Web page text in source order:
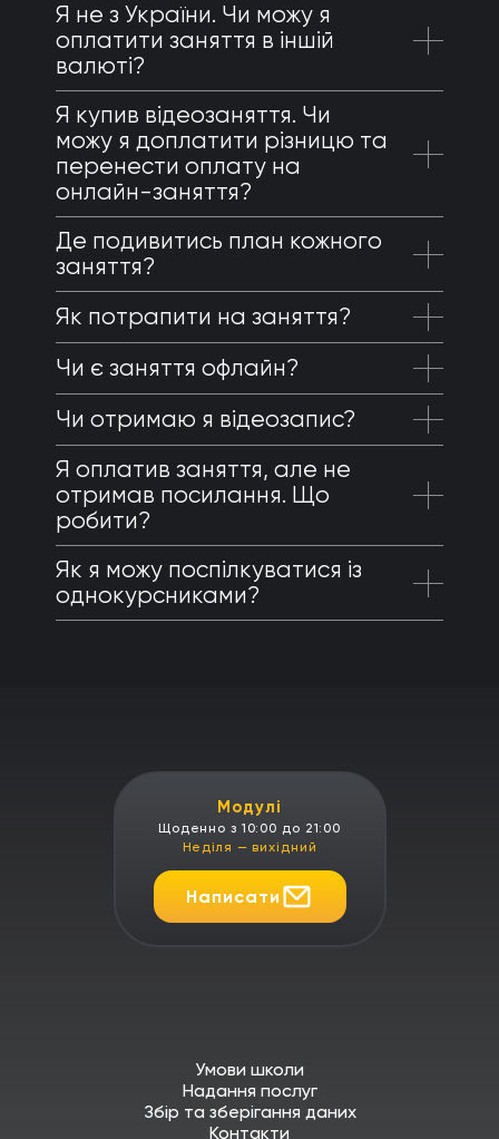
Я не з України. Чи можу я
оплатити заняття в іншій
валюті?
Я купив відеозаняття. Чи
можу я доплатити різницю та
перенести оплату на
онлайн-заняття?
Де подивитись план кожного
заняття?
Як потрапити на заняття?
Чи є заняття офлайн?
Чи отримаю я відеозапис?
Я оплатив заняття, але не
отримав посилання. Що
робити?
Як я можу поспілкуватися із
однокурсниками?
Модулі
Щоденно з 10:00 до 21:00
Неділя — вихідний
Написати
Умови школи
Надання послуг
Збір та зберігання даних
Контакти